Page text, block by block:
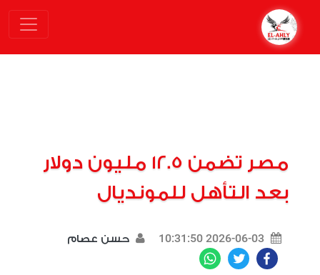
مصر تضمن 12.5 مليون دولار
بعد التأهل للمونديال
2026-06-03 10:31:50 حسن عصام
Facebook
Twitter